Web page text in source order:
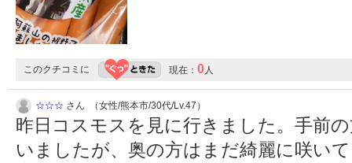
このクチコミに 現在： 0人
☆☆☆ さん （女性/熊本市/30代/Lv.47）
昨日コスモスを見に行きました。手前
いましたが、奥の方はまだ綺麗に咲い